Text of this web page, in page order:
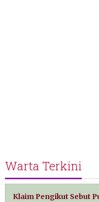
Warta Terkini
Klaim Pengikut Sebut